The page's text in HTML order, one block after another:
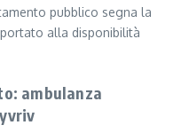
pubblico segna la
alla disponibilità
ambulanza